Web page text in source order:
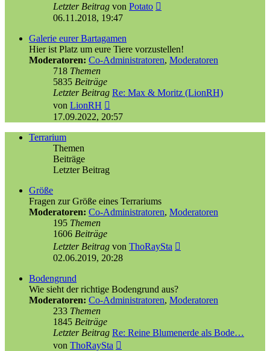
Letzter Beitrag von Potato
06.11.2018, 19:47
Galerie eurer Bartagamen
Hier ist Platz um eure Tiere vorzustellen!
Moderatoren: Co-Administratoren, Moderatoren
718 Themen
5835 Beiträge
Letzter Beitrag Re: Max & Moritz (LionRH)
von LionRH
Beitrag
17.09.2022, 20:57
Terrarium
Themen
Beiträge
Letzter Beitrag
Größe
Fragen zur Größe eines Terrariums
Moderatoren: Co-Administratoren, Moderatoren
195 Themen
1606 Beiträge
Letzter Beitrag von ThoRaySta
02.06.2019, 20:28
Bodengrund
Wie sieht der richtige Bodengrund aus?
Moderatoren: Co-Administratoren, Moderatoren
233 Themen
1845 Beiträge
Letzter Beitrag Re: Reine Blumenerde als Bode…
von ThoRaySta